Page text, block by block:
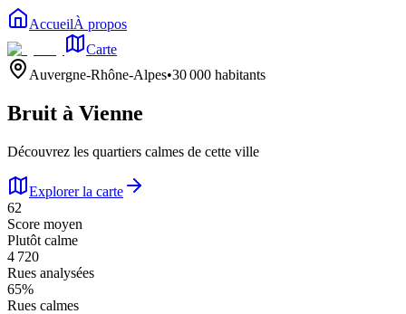
AccueilÀ propos
Carte
Auvergne-Rhône-Alpes•30 000 habitants
Bruit à Vienne
Découvrez les quartiers calmes de cette ville
Explorer la carte
62
Score moyen
Plutôt calme
4 720
Rues analysées
65%
Rues calmes